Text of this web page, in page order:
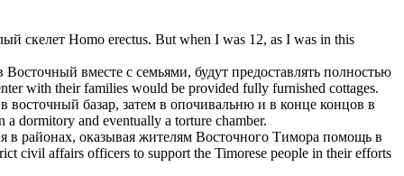
скелет Homo erectus. But when I was 12, as I was in this
Восточный вместе с семьями, будут предоставлять полностью
with their families would be provided fully furnished cottages.
восточный базар, затем в опочивальню и в конце концов в
dormitory and eventually a torture chamber.
районах, оказывая жителям Восточного Тимора помощь в
civil affairs officers to support the Timorese people in their efforts